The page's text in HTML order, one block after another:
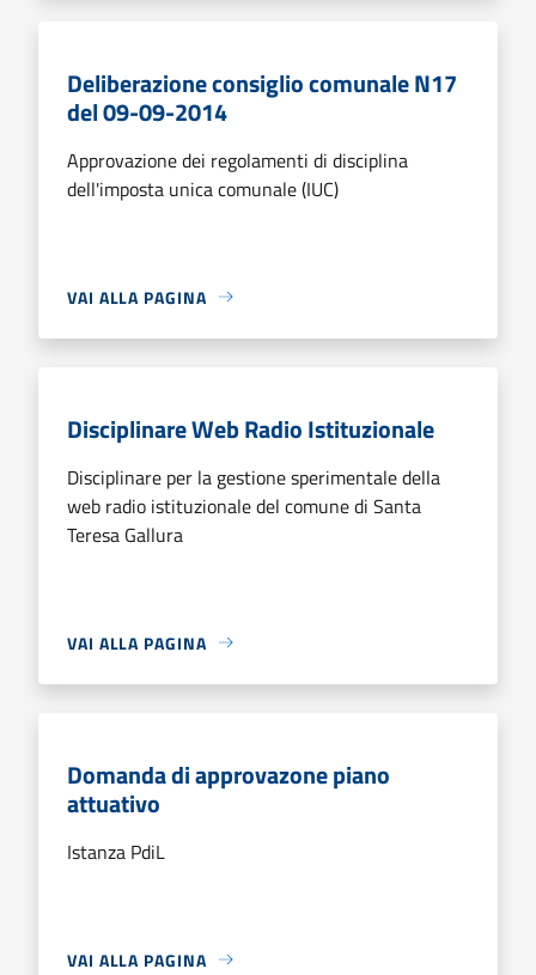
Deliberazione consiglio comunale N17
del 09-09-2014
Approvazione dei regolamenti di disciplina
dell'imposta unica comunale (IUC)
VAI ALLA PAGINA
Disciplinare Web Radio Istituzionale
Disciplinare per la gestione sperimentale della
web radio istituzionale del comune di Santa
Teresa Gallura
VAI ALLA PAGINA
Domanda di approvazone piano
attuativo
Istanza PdiL
VAI ALLA PAGINA